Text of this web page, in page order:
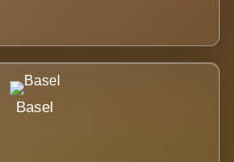
Basel